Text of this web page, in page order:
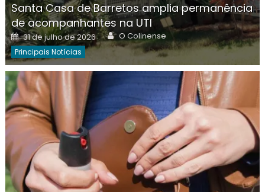
Santa Casa de Barretos amplia permanência
de acompanhantes na UTI
Posted
on
31 de julho de 2026 Author
O Colinense
Principais Notícias